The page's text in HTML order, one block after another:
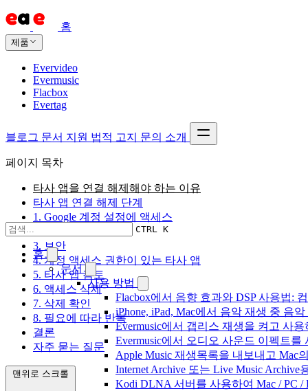
홈
제품
Evervideo
Evermusic
Flacbox
Evertag
블로그 문서 지원 법적 고지 문의 소개
CTRL K
홈
문서
사용 방법
Flacbox에서 음향 효과와 DSP 사용법:
iPhone, iPad, Mac에서 음악 재생 중 음
Evermusic에서 갭리스 재생을 켜고 사
Evermusic에서 오디오 사운드 이펙트
Apple Music 재생목록을 내보내고 Mac
Internet Archive 또는 Live Music
Kodi DLNA 서버를 사용하여 Mac / PC
페이지 목차
타사 앱을 연결 해제해야 하는 이유
타사 앱 연결 해제 단계
1. Google 계정 설정에 액세스
2. 로그인
3. 보안
4. 계정 액세스 권한이 있는 타사 앱
5. 타사 앱 검토
6. 액세스 삭제
7. 삭제 확인
8. 필요에 따라 반복
결론
자주 묻는 질문
맨위로 스크롤